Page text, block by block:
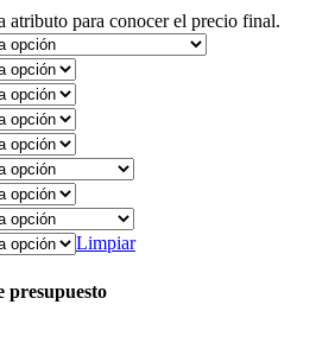
atributo para conocer el precio final.
Limpiar
presupuesto